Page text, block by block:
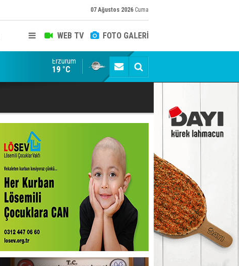
07 Ağustos 2026 Cuma
WEB TV FOTO GALERİ
Siyaset-Sermaye Çizgisinde Haklılığın Resmi:
Erzurum
19 °C